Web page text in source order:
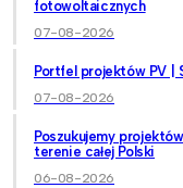
fotowoltaicznych
07-08-2026
Portfel projektów PV |
07-08-2026
Poszukujemy
terenie całej Polski
06-08-2026